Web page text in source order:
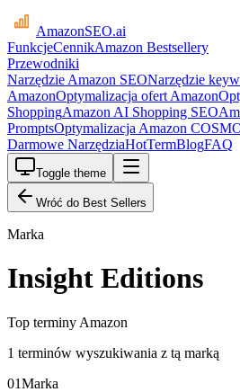
AmazonSEO.ai
FunkcjeCennikAmazon Bestsellery
Przewodniki
Narzędzie Amazon SEONarzędzie
AmazonOptymalizacja ofert Amazon
ShoppingAmazon AI Shopping SEO
PromptsOptymalizacja Amazon
Darmowe NarzędziaHotTermBlogFAQ
Toggle theme
Wróć do Best Sellers
Marka
Insight Editions
Top terminy Amazon
1 terminów wyszukiwania z tą marką
01Marka